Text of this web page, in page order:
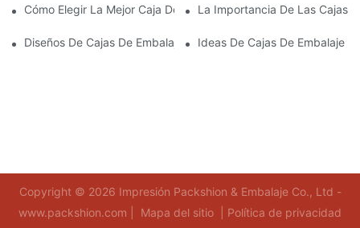
Cómo Elegir La Mejor Caja De Embalaje Para Productos De
La Importancia De Las Cajas
Diseños De Cajas De Embalaje Para Productos De Cuidado
Ideas De Cajas De Embalaje
Copyright © 2026 Impresión Packshion & Embalaje Co., Ltd -
www.packshion.com |
Mapa del sitio Política de privacidad